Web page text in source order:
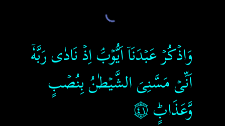
وَاذۡكُرۡ عَبۡدَنَاۤ اَيُّوۡبَۘ اِذۡ نَادٰى رَبَّهٗۤ
اَنِّىۡ مَسَّنِىَ الشَّيۡطٰنُ بِنُصۡبٍ
وَّعَذَابٍؕ۝٤١